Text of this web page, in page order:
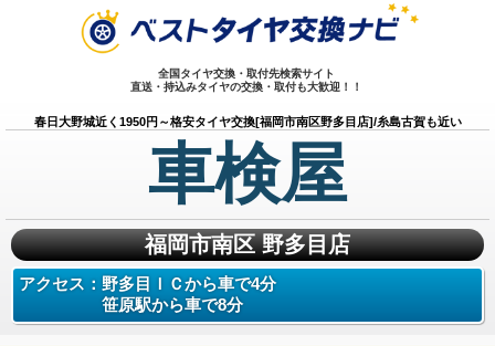
全国タイヤ交換・取付先検索サイト
直送・持込みタイヤの交換・取付も大歓迎！！
春日大野城近く1950円～格安タイヤ交換[福岡市南区野多目店]/糸島古賀も近い
車検屋
福岡市南区 野多目店
アクセス： 野多目ＩＣから車で4分
笹原駅から車で8分